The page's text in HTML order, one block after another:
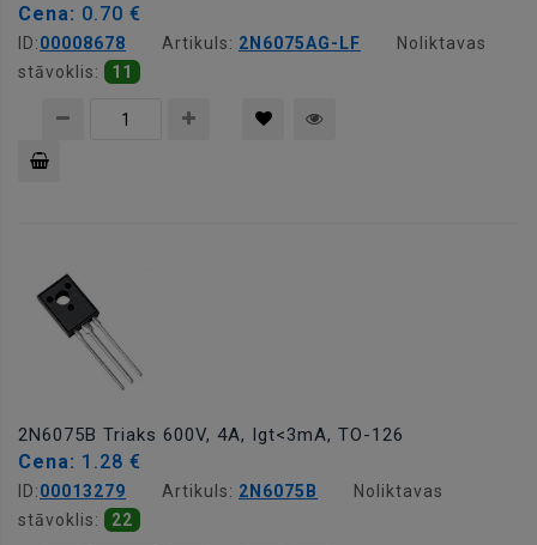
Cena: 0.70 €
ID:00008678 Artikuls: 2N6075AG-LF
Noliktavas
stāvoklis:
11
2N6075B Triaks 600V, 4A, Igt<3mA, TO-126
Cena: 1.28 €
ID:00013279 Artikuls: 2N6075B
Noliktavas
stāvoklis:
22